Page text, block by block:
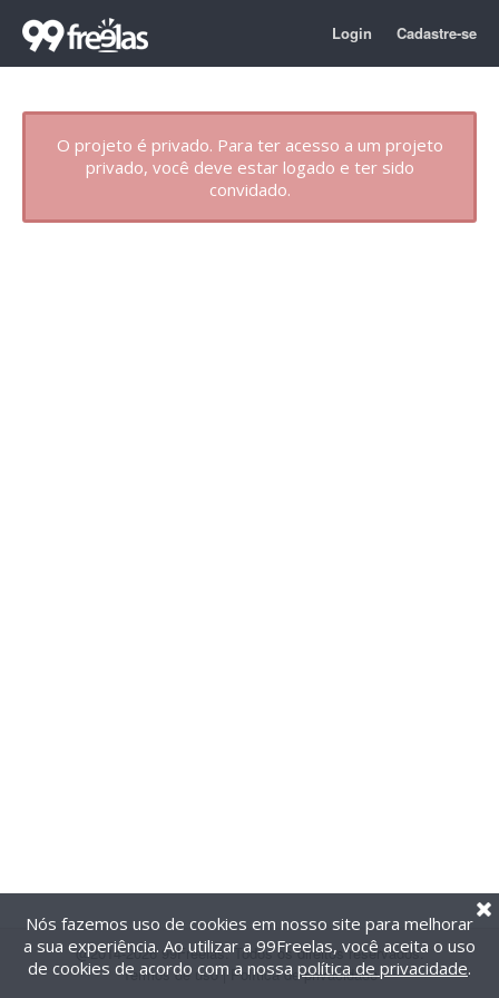
Login Cadastre-se
O projeto é privado. Para ter acesso a um projeto
privado, você deve estar logado e ter sido
convidado.
@2014-2026 99Freelas. Todos os direitos reservados.
Termos de uso| Política de privacidade
Nós fazemos uso de cookies em nosso site para melhorar
a sua experiência. Ao utilizar a 99Freelas, você aceita o uso
de cookies de acordo com a nossa política de privacidade.